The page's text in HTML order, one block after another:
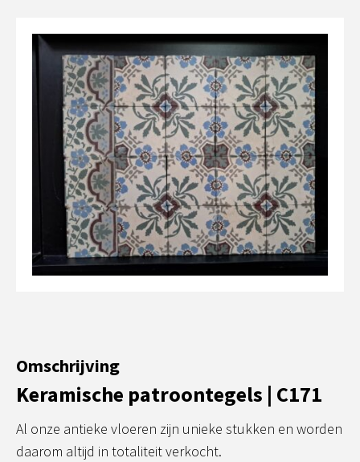
Omschrijving
Keramische patroontegels | C171
Al onze antieke vloeren zijn unieke stukken en worden
daarom altijd in totaliteit verkocht.